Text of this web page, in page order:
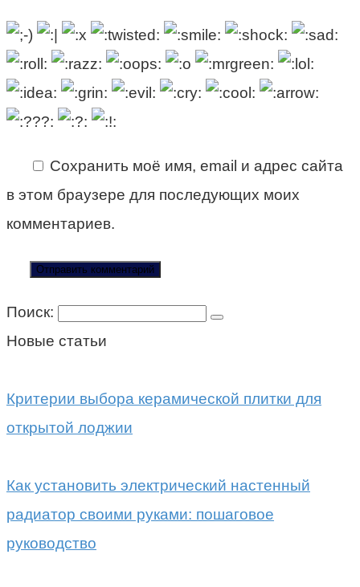
Сохранить моё имя, email и адрес сайта
в этом браузере для последующих моих
комментариев.
Поиск:
Новые статьи
Критерии выбора керамической плитки для
открытой лоджии
Как установить электрический настенный
радиатор своими руками: пошаговое
руководство